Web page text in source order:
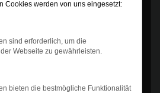
Cookies werden von uns eingesetzt:
sind erforderlich, um die
Webseite zu gewährleisten.
bieten die bestmögliche Funktionalität